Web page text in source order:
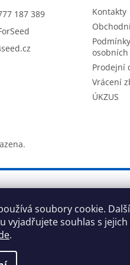
soubory cookie.
vyjadřujete souhlas s jejich
.
187 389
Kontakty
Prodejní
Vrácení
ÚKZUS